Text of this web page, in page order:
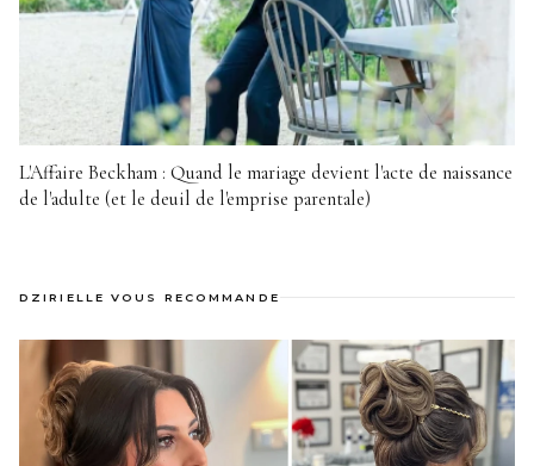
L'Affaire Beckham : Quand le mariage devient l'acte de naissance
de l'adulte (et le deuil de l'emprise parentale)
DZIRIELLE VOUS RECOMMANDE